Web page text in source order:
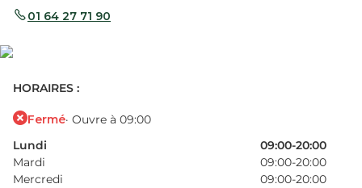
01 64 27 71 90
HORAIRES :
Fermé· Ouvre à 09:00
Lundi
09:00-20:00
Mardi
09:00-20:00
Mercredi
09:00-20:00